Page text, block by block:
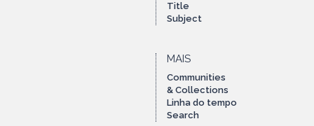
Title
Subject
MAIS
Communities
& Collections
Linha do tempo
Search